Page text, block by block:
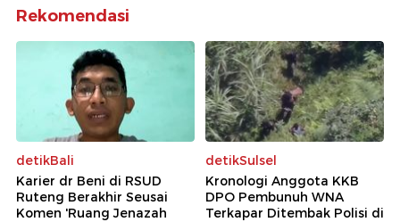
Rekomendasi
detikBali
Karier dr Beni di RSUD
Ruteng Berakhir Seusai
Komen 'Ruang Jenazah
detikSulsel
Kronologi Anggota KKB
DPO Pembunuh WNA
Terkapar Ditembak Polisi di